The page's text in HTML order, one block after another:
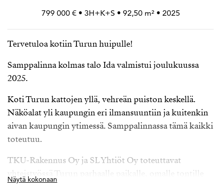
799 000 € • 3H+K+S • 92,50 m² • 2025
Tervetuloa kotiin Turun huipulle!
Samppalinna kolmas talo Ida valmistui joulukuussa
2025.
Koti Turun kattojen yllä, vehreän puiston keskellä.
Näköalat yli kaupungin eri ilmansuuntiin ja kuitenkin
aivan kaupungin ytimessä. Samppalinnassa tämä kaikki
toteutuu.
TKU-Rakennus Oy ja SL Yhtiöt Oy toteuttavat
yhteistyössä Turun parhaalle paikalle, omalle tontille
Samppalinnan kukkulan päälle ainutlaatuisen,
Näytä kokonaan